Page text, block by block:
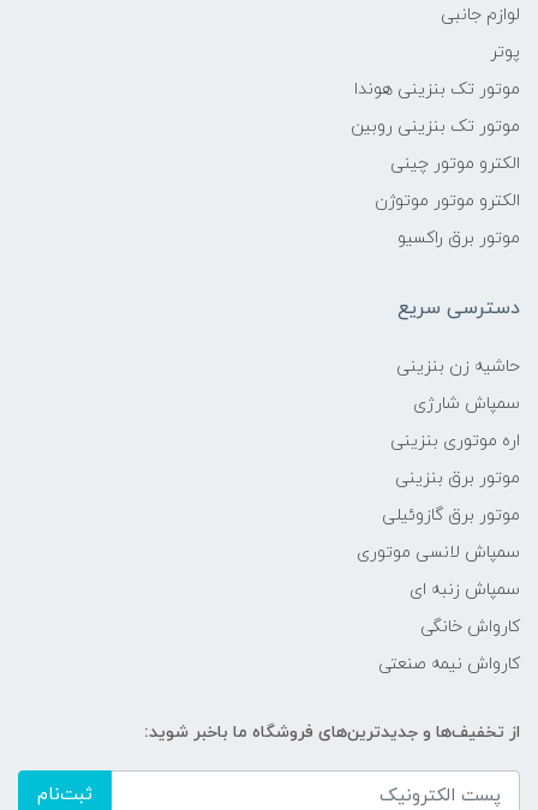
لوازم جانبی
پوتر
موتور تک بنزینی هوندا
موتور تک بنزینی روبین
الکترو موتور چینی
الکترو موتور موتوژن
موتور برق راکسیو
دسترسی سریع
حاشیه زن بنزینی
سمپاش شارژی
اره موتوری بنزینی
موتور برق بنزینی
موتور برق گازوئیلی
سمپاش لانسی موتوری
سمپاش زنبه ای
کارواش خانگی
کارواش نیمه صنعتی
از تخفیف‌ها و جدیدترین‌های فروشگاه ما باخبر شوید:
ثبت‌نام